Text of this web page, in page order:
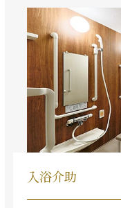
入浴介助